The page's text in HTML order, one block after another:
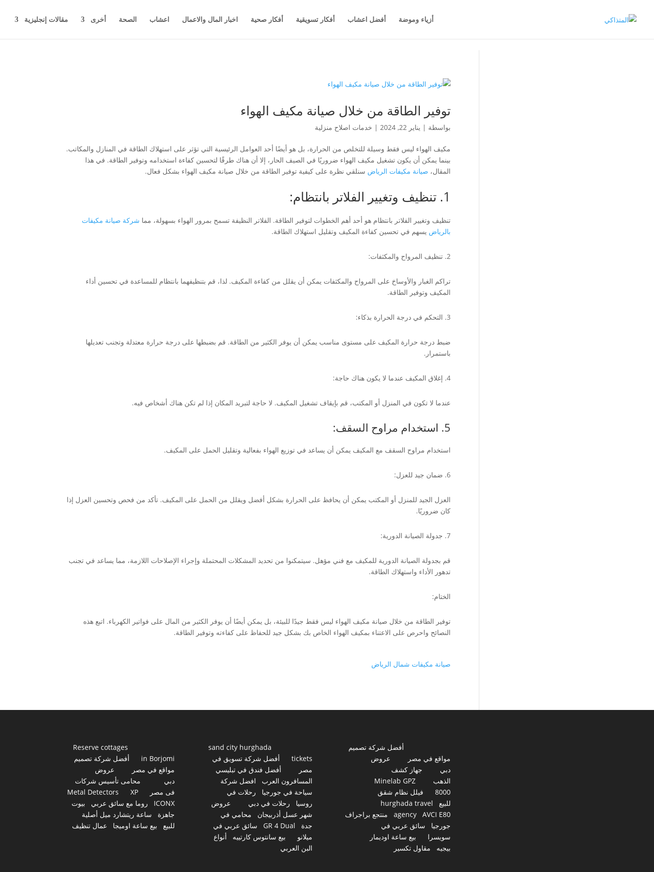
أزياء وموضة أفضل اعشاب أفكار تسويقية أفكار صحية اخبار المال والاعمال اعشاب الصحة أخرى مقالات إنجليزية
توفير الطاقة من خلال صيانة مكيف الهواء
بواسطة | يناير 22, 2024 | خدمات اصلاح منزلية
مكيف الهواء ليس فقط وسيلة للتخلص من الحرارة، بل هو أيضًا أحد العوامل الرئيسية التي تؤثر على استهلاك الطاقة في المنازل والمكاتب.
بينما يمكن أن يكون تشغيل مكيف الهواء ضروريًا في الصيف الحار، إلا أن هناك طرقًا لتحسين كفاءة استخدامه وتوفير الطاقة. في هذا
المقال، صيانة مكيفات الرياض سنلقي نظرة على كيفية توفير الطاقة من خلال صيانة مكيف الهواء بشكل فعال.
1. تنظيف وتغيير الفلاتر بانتظام:
تنظيف وتغيير الفلاتر بانتظام هو أحد أهم الخطوات لتوفير الطاقة. الفلاتر النظيفة تسمح بمرور الهواء بسهولة، مما شركة صيانة مكيفات
بالرياض يسهم في تحسين كفاءة المكيف وتقليل استهلاك الطاقة.
2. تنظيف المرواح والمكثفات:
تراكم الغبار والأوساخ على المرواح والمكثفات يمكن أن يقلل من كفاءة المكيف. لذا، قم بتنظيفهما بانتظام للمساعدة في تحسين أداء
المكيف وتوفير الطاقة.
3. التحكم في درجة الحرارة بذكاء:
ضبط درجة حرارة المكيف على مستوى مناسب يمكن أن يوفر الكثير من الطاقة. قم بضبطها على درجة حرارة معتدلة وتجنب تعديلها
باستمرار.
4. إغلاق المكيف عندما لا يكون هناك حاجة:
عندما لا تكون في المنزل أو المكتب، قم بإيقاف تشغيل المكيف. لا حاجة لتبريد المكان إذا لم تكن هناك أشخاص فيه.
5. استخدام مراوح السقف:
استخدام مراوح السقف مع المكيف يمكن أن يساعد في توزيع الهواء بفعالية وتقليل الحمل على المكيف.
6. ضمان جيد للعزل:
العزل الجيد للمنزل أو المكتب يمكن أن يحافظ على الحرارة بشكل أفضل ويقلل من الحمل على المكيف. تأكد من فحص وتحسين العزل إذا
كان ضروريًا.
7. جدولة الصيانة الدورية:
قم بجدولة الصيانة الدورية للمكيف مع فني مؤهل. سيتمكنوا من تحديد المشكلات المحتملة وإجراء الإصلاحات اللازمة، مما يساعد في تجنب
تدهور الأداء واستهلاك الطاقة.
الختام:
توفير الطاقة من خلال صيانة مكيف الهواء ليس فقط جيدًا للبيئة، بل يمكن أيضًا أن يوفر الكثير من المال على فواتير الكهرباء. اتبع هذه
النصائح واحرص على الاعتناء بمكيف الهواء الخاص بك بشكل جيد للحفاظ على كفاءته وتوفير الطاقة.
صيانة مكيفات شمال الرياض
Reserve cottages
in Borjomi
أفضل شركة تصميم
مواقع في مصر
عروض
دبي
محامى تأسيس شركات
فى مصر
Metal Detectors
XP
ICONX
روما مع سائق عربي
بيوت
جاهزة
ساعة ريتشارد ميل أصلية
للبيع
بيع ساعة اوميجا عمال تنظيف
sand city hurghada
tickets
أفضل شركة تسويق في
مصر
أفضل فندق في تبليسي
المسافرون العرب
افضل شركة
سياحة في جورجيا
رحلات في
روسيا
رحلات في دبي
عروض
شهر عسل أذربيجان
محامي في
جدة
GR 4 Dual
سائق عربي في
ميلانو
بيع سانتوس كارتييه
أنواع
البن العربي
أفضل شركة تصميم
مواقع في مصر
عروض
دبي
جهاز كشف
الذهب
Minelab GPZ
8000
فيلل نظام شقق
للبيع
hurghada travel
agency
AVCI E80
منتجع براجراف
جورجيا
سائق عربي في
سويسرا
بيع ساعة اوديمار
بيجيه
مقاول تكسير